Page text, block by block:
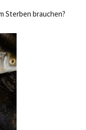
Sterben brauchen?